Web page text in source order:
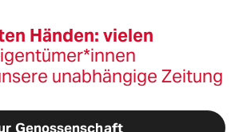
Händen: vielen
unabhängige Zeitung
Genossenschaft